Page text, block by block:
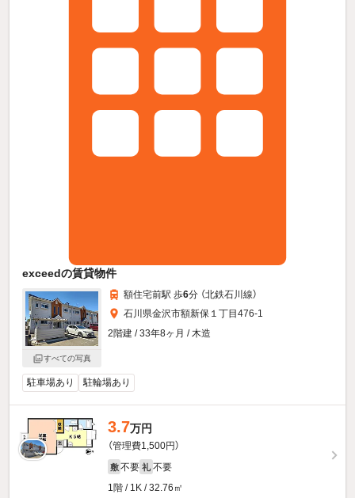
exceedの賃貸物件
すべての写真
額住宅前駅 歩6分 （北鉄石川線）
石川県金沢市額新保１丁目476-1
2階建 / 33年8ヶ月 / 木造
駐車場あり 駐輪場あり
3.7万円
（管理費1,500円）
敷 不要 礼 不要
1階 / 1K / 32.76㎡